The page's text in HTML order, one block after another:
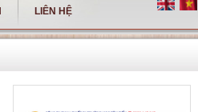
LIÊN HỆ